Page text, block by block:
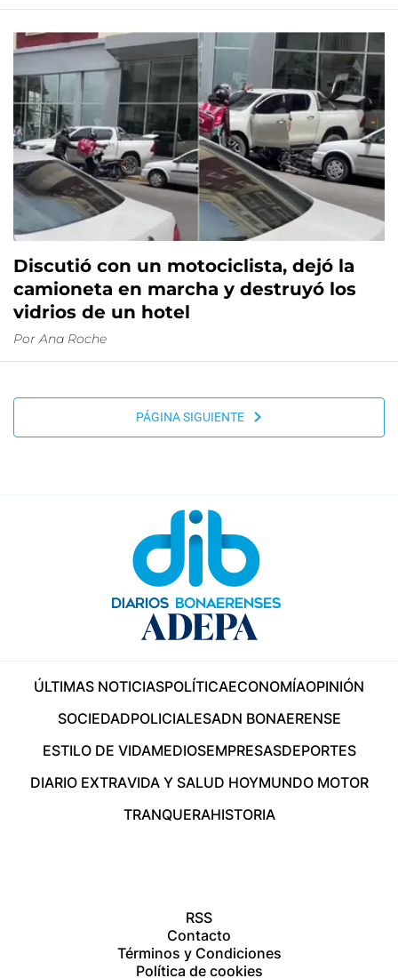
Discutió con un motociclista, dejó la
camioneta en marcha y destruyó los
vidrios de un hotel
Por Ana Roche
PÁGINA SIGUIENTE
ÚLTIMAS NOTICIASPOLÍTICAECONOMÍAOPINIÓN
SOCIEDADPOLICIALESADN BONAERENSE
ESTILO DE VIDAMEDIOSEMPRESASDEPORTES
DIARIO EXTRAVIDA Y SALUD HOYMUNDO MOTOR
TRANQUERAHISTORIA
RSS
Contacto
Términos y Condiciones
Política de cookies